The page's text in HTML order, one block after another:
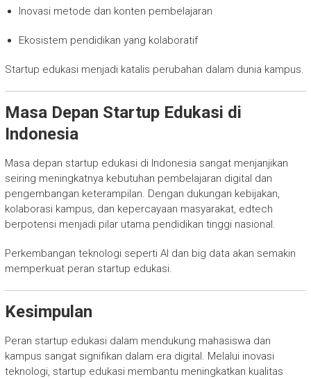
Inovasi metode dan konten pembelajaran
Ekosistem pendidikan yang kolaboratif
Startup edukasi menjadi katalis perubahan dalam dunia kampus.
Masa Depan Startup Edukasi di
Indonesia
Masa depan startup edukasi di Indonesia sangat menjanjikan
seiring meningkatnya kebutuhan pembelajaran digital dan
pengembangan keterampilan. Dengan dukungan kebijakan,
kolaborasi kampus, dan kepercayaan masyarakat, edtech
berpotensi menjadi pilar utama pendidikan tinggi nasional.
Perkembangan teknologi seperti AI dan big data akan semakin
memperkuat peran startup edukasi.
Kesimpulan
Peran startup edukasi dalam mendukung mahasiswa dan
kampus sangat signifikan dalam era digital. Melalui inovasi
teknologi, startup edukasi membantu meningkatkan kualitas